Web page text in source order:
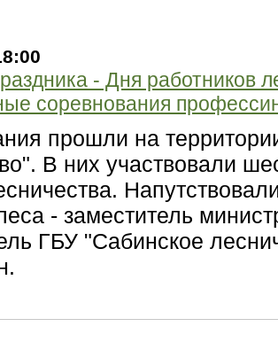
- Дня работников
соревнования
прошли на
В них участвовали
- заместитель
ГБУ "Сабинское